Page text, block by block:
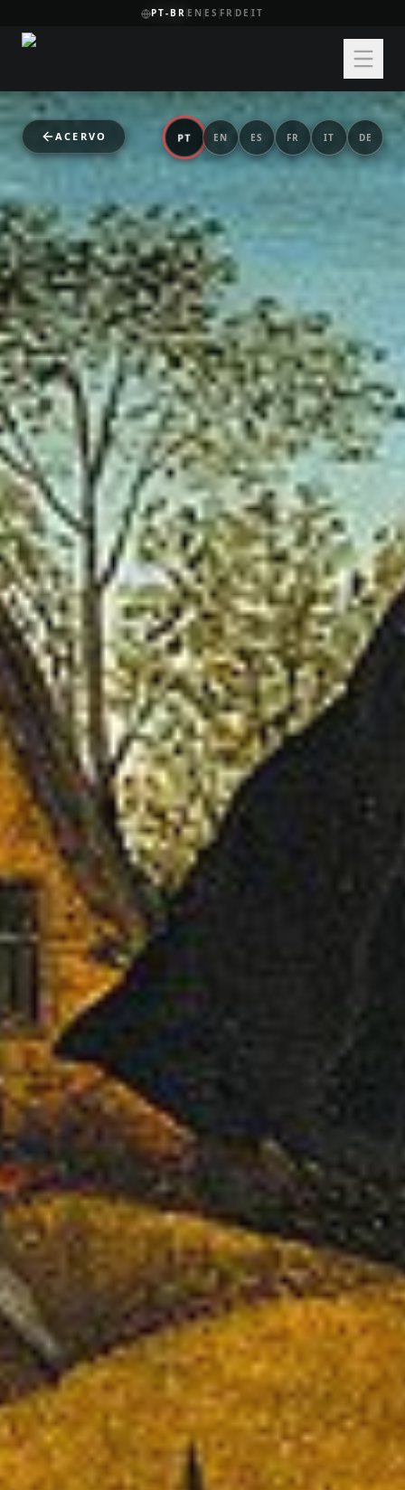
PT-BR EN ES FR DE IT
ACERVO PT EN ES FR IT DE